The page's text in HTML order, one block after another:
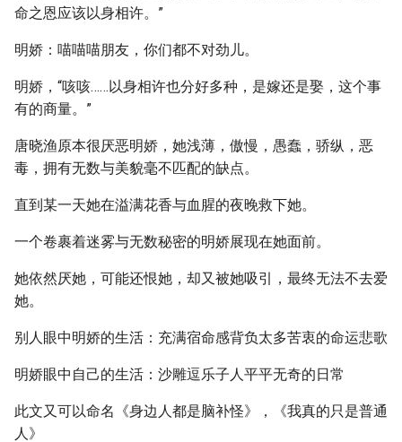
命之恩应该以身相许。”
明娇：喵喵喵朋友，你们都不对劲儿。
明娇，“咳咳……以身相许也分好多种，是嫁还是娶，这个事
有的商量。”
唐晓渔原本很厌恶明娇，她浅薄，傲慢，愚蠢，骄纵，恶
毒，拥有无数与美貌毫不匹配的缺点。
直到某一天她在溢满花香与血腥的夜晚救下她。
一个卷裹着迷雾与无数秘密的明娇展现在她面前。
她依然厌她，可能还恨她，却又被她吸引，最终无法不去爱
她。
别人眼中明娇的生活：充满宿命感背负太多苦衷的命运悲歌
明娇眼中自己的生活：沙雕逗乐子人平平无奇的日常
此文又可以命名《身边人都是脑补怪》，《我真的只是普通
人》